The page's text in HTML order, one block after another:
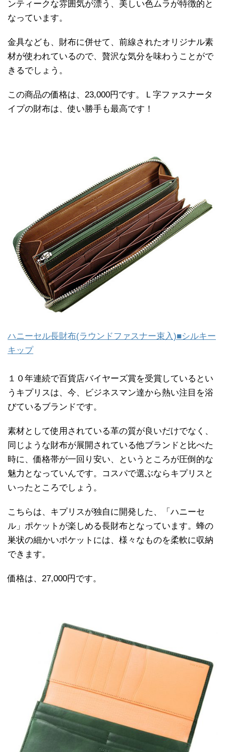
ンティークな雰囲気が漂う、美しい色ムラが特徴的と
なっています。
金具なども、財布に併せて、前線されたオリジナル素
材が使われているので、贅沢な気分を味わうことがで
きるでしょう。
この商品の価格は、23,000円です。Ｌ字ファスナータ
イプの財布は、使い勝手も最高です！
ハニーセル長財布(ラウンドファスナー束入)■シルキー
キップ
１０年連続で百貨店バイヤーズ賞を受賞しているとい
うキプリスは、今、ビジネスマン達から熱い注目を浴
びているブランドです。
素材として使用されている革の質が良いだけでなく、
同じような財布が展開されている他ブランドと比べた
時に、価格帯が一回り安い、というところが圧倒的な
魅力となっていんです。コスパで選ぶならキプリスと
いったところでしょう。
こちらは、キプリスが独自に開発した、「ハニーセ
ル」ポケットが楽しめる長財布となっています。蜂の
巣状の細かいポケットには、様々なものを柔軟に収納
できます。
価格は、27,000円です。